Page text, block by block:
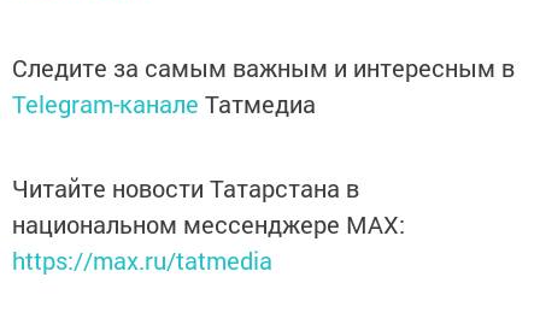
Следите за самым важным и интересным в
Telegram-канале Татмедиа
Читайте новости Татарстана в
национальном мессенджере MАХ:
https://max.ru/tatmedia